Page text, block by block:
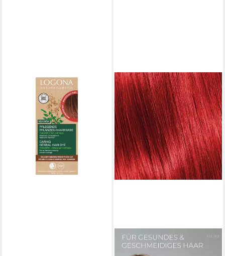
Haarfarbe Pflegende
Pflanzen-Haarfarbe Pulver -
Mahagonirot 100g
(129,90 €/ 1 kg)
lieferbar - in 3-4 Werktagen bei dir